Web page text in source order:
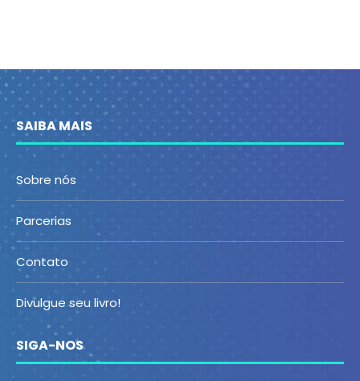
SAIBA MAIS
Sobre nós
Parcerias
Contato
Divulgue seu livro!
SIGA-NOS